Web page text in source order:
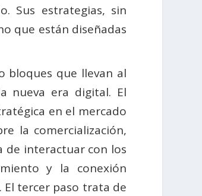
Sus estrategias, sin
que están diseñadas
bloques que llevan al
nueva era digital. El
en el mercado
la comercialización,
de interactuar con los
y la conexión
El tercer paso trata de